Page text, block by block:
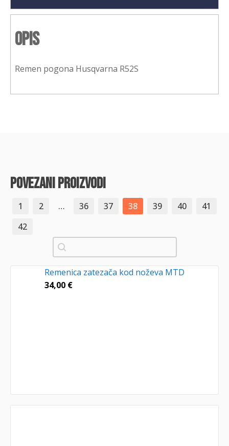
Opis
Remen pogona Husqvarna R52S
povezani proizvodi
1 2 … 36 37 38 39 40
41
42
Pretraži
Remenica zatezača kod noževa MTD
34,00 €